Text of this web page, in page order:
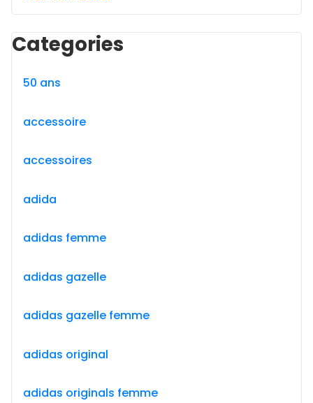
Categories
50 ans
accessoire
accessoires
adida
adidas femme
adidas gazelle
adidas gazelle femme
adidas original
adidas originals femme